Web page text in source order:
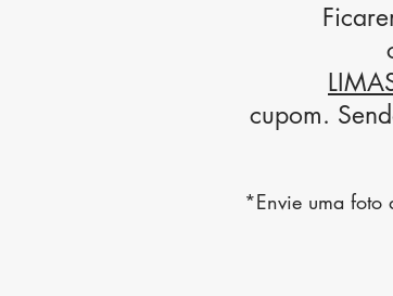
cupom.
*Envie uma